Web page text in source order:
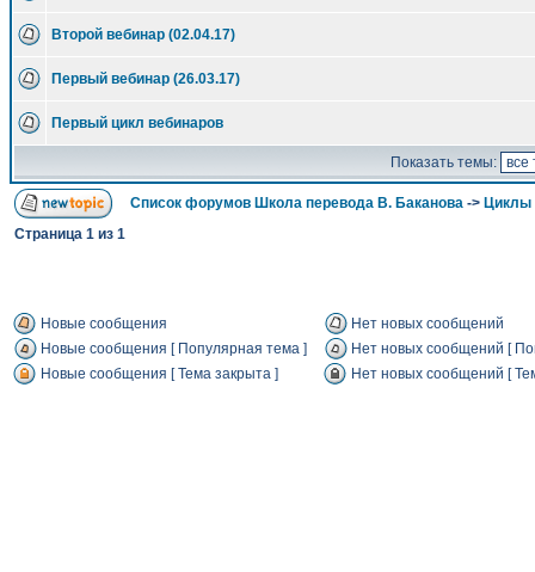
Второй вебинар (02.04.17)
Первый вебинар (26.03.17)
Первый цикл вебинаров
Показать темы:
Список форумов Школа перевода В. Баканова -> Циклы
Страница 1 из 1
Новые сообщения
Нет новых сообщений
Новые сообщения [ Популярная тема ]
Нет новых сообщений [
Новые сообщения [ Тема закрыта ]
Нет новых сообщений [